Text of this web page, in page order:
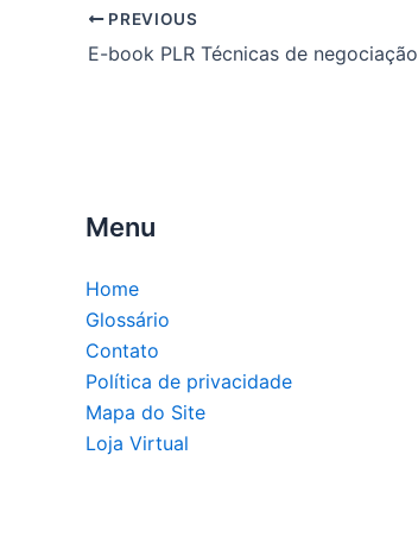
PREVIOUS
E-book PLR Técnicas de negociação
Menu
Home
Glossário
Contato
Política de privacidade
Mapa do Site
Loja Virtual